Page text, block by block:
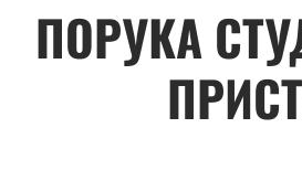
ПОРУКА